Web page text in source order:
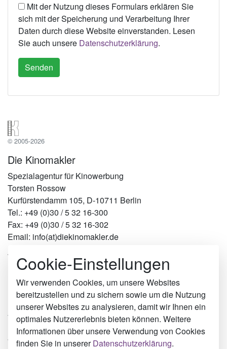
Mit der Nutzung dieses Formulars erklären Sie
sich mit der Speicherung und Verarbeitung Ihrer
Daten durch diese Website einverstanden. Lesen
Sie auch unsere Datenschutzerklärung.
© 2005-2026
Die Kinomakler
Spezialagentur für Kinowerbung
Torsten Rossow
Kurfürstendamm 105, D-10711 Berlin
Tel.: +49 (0)30 / 5 32 16-300
Fax: +49 (0)30 / 5 32 16-302
Email: info(at)diekinomakler.de
Werben in Städten
Berlin
Hamburg
München
Köln
Twistringen
Herne
Weilburg
Cookie-Einstellungen
Wir verwenden Cookies, um unsere Websites
bereitzustellen und zu sichern sowie um die Nutzung
unserer Websites zu analysieren, damit wir Ihnen ein
optimales Nutzererlebnis bieten können. Weitere
Informationen über unsere Verwendung von Cookies
finden Sie in unsererDatenschutzerklärung.